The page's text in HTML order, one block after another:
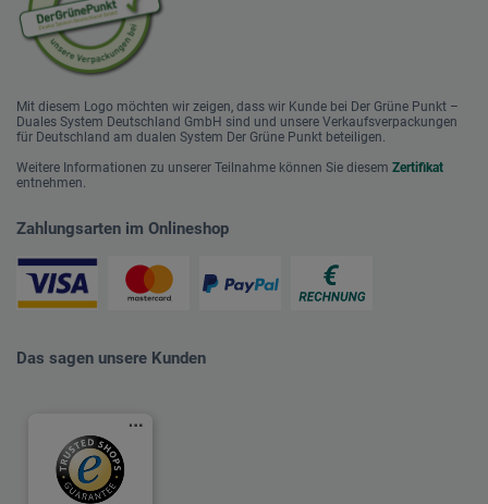
Mit diesem Logo möchten wir zeigen, dass wir Kunde bei Der Grüne Punkt –
Duales System Deutschland GmbH sind und unsere Verkaufsverpackungen
für Deutschland am dualen System Der Grüne Punkt beteiligen.
Weitere Informationen zu unserer Teilnahme können Sie diesem Zertifikat
entnehmen.
Zahlungsarten im Onlineshop
Das sagen unsere Kunden